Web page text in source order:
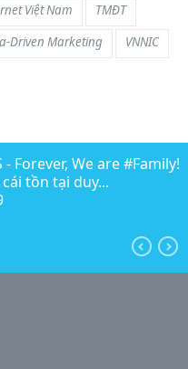
Việt Nam
TMĐT
Driven Marketing VNNIC
Forever, We are
cái tồn tại duy...